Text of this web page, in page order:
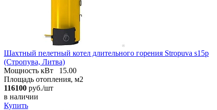
Шахтный пелетный котел длительного горения Stropuva s15p
(Стропува, Литва)
Мощность кВт
15.00
Площадь отопления, м2
116100 руб./шт
в наличии
Купить